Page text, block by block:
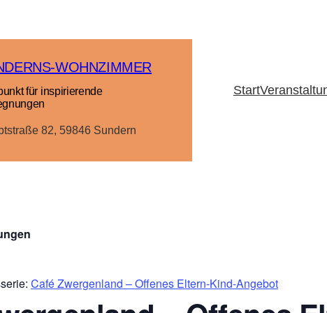
WOHNZIMMER
für inspirierende
82, 59846 Sundern
Start
Café Zwergenland – Offenes Eltern-Kind-Angebot